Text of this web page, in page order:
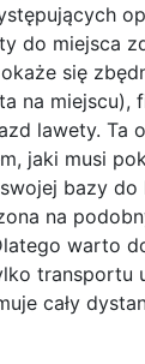
do miejsca
się
na miejscu),
lawety. Ta
jaki musi
bazy do
na
warto
transportu
cały